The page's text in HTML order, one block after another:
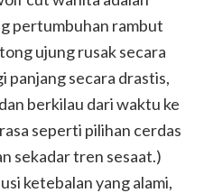
pertumbuhan rambut
ujung rusak secara
panjang secara drastis,
berkilau dari waktu ke
seperti pilihan cerdas
sekadar tren sesaat.)
ketebalan yang alami,